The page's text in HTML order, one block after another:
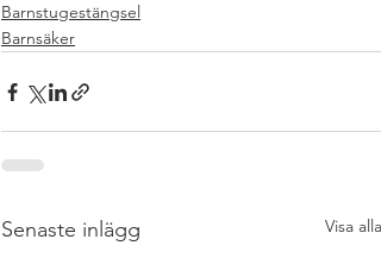
Barnstugestängsel
Barnsäker
Senaste inlägg Visa alla